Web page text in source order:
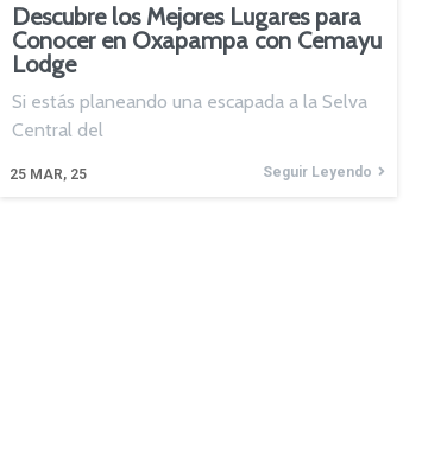
Descubre los Mejores Lugares para
Conocer en Oxapampa con Cemayu
Lodge
25 MAR, 25
Si estás planeando una escapada a la Selva
Central del
Seguir Leyendo